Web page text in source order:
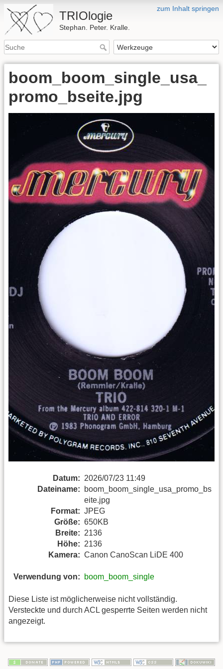
zum Inhalt springen
TRIOlogie
Stephan. Peter. Kralle.
boom_boom_single_usa_
promo_bseite.jpg
Datum: 2026/07/23 11:49
Dateiname:
boom_boom_single_usa_promo_bs
eite.jpg
Format: JPEG
Größe: 650KB
Breite: 2136
Höhe: 2136
Kamera: Canon CanoScan LiDE 400
Verwendung von: boom_boom_single
Diese Liste ist möglicherweise nicht vollständig.
Versteckte und durch ACL gesperrte Seiten werden nicht
angezeigt.